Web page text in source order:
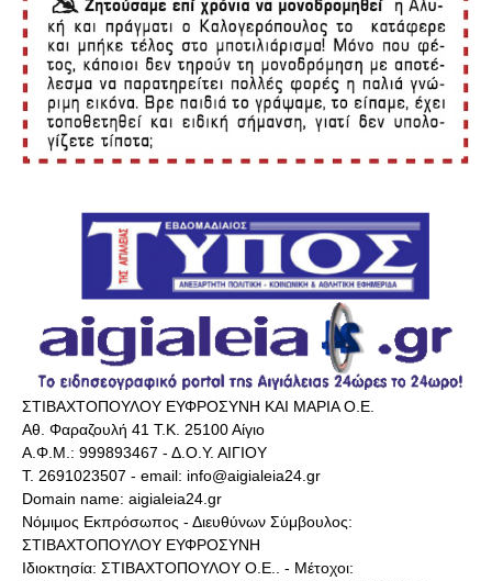
ΣΤΙΒΑΧΤΟΠΟΥΛΟΥ ΕΥΦΡΟΣΥΝΗ ΚΑΙ ΜΑΡΙΑ Ο.Ε.
Αθ. Φαραζουλή 41 Τ.Κ. 25100 Αίγιο
Α.Φ.Μ.: 999893467 - Δ.Ο.Υ. ΑΙΓΙΟΥ
Τ. 2691023507 - email: info@aigialeia24.gr
Domain name: aigialeia24.gr
Νόμιμος Εκπρόσωπος - Διευθύνων Σύμβουλος:
ΣΤΙΒΑΧΤΟΠΟΥΛΟΥ ΕΥΦΡΟΣΥΝΗ
Ιδιοκτησία: ΣΤΙΒΑΧΤΟΠΟΥΛΟΥ Ο.Ε.. - Μέτοχοι: